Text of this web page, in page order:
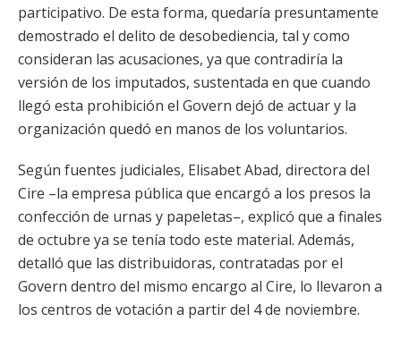
participativo. De esta forma, quedaría presuntamente
demostrado el delito de desobediencia, tal y como
consideran las acusaciones, ya que contradiría la
versión de los imputados, sustentada en que cuando
llegó esta prohibición el Govern dejó de actuar y la
organización quedó en manos de los voluntarios.
Según fuentes judiciales, Elisabet Abad, directora del
Cire –la empresa pública que encargó a los presos la
confección de urnas y papeletas–, explicó que a finales
de octubre ya se tenía todo este material. Además,
detalló que las distribuidoras, contratadas por el
Govern dentro del mismo encargo al Cire, lo llevaron a
los centros de votación a partir del 4 de noviembre.